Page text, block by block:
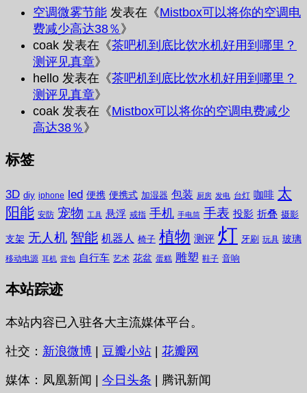
空调微雾节能 发表在《Mistbox可以将你的空调电
费减少高达38％ 》
coak 发表在《茶吧机到底比饮水机好用到哪里？
测评见真章》
hello 发表在《茶吧机到底比饮水机好用到哪里？
测评见真章》
coak 发表在《Mistbox可以将你的空调电费减少
高达38％ 》
标签
3D diy iphone led 便携 便携式 加湿器 包装 厨房 发电 台灯 咖啡 太
阳能 安防 宠物 工具 悬浮 戒指 手机 手电筒 手表 投影 折叠 摄影
支架 无人机 智能 机器人 椅子 植物 测评 灯 牙刷 玩具 玻璃
移动电源 耳机 背包 自行车 艺术 花盆 蛋糕 雕塑 鞋子 音响
本站踪迹
本站内容已入驻各大主流媒体平台。
社交： 新浪微博 | 豆瓣小站 | 花瓣网
媒体：凤凰新闻 | 今日头条 | 腾讯新闻